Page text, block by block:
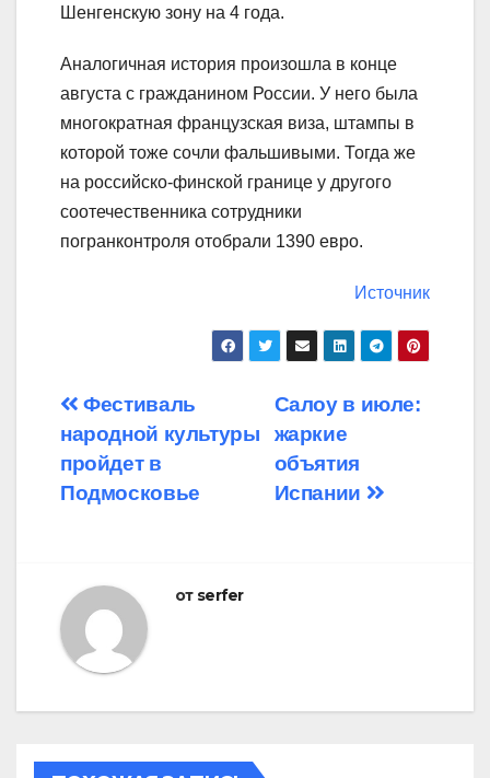
Шенгенскую зону на 4 года.
Аналогичная история произошла в конце
августа с гражданином России. У него была
многократная французская виза, штампы в
которой тоже сочли фальшивыми. Тогда же
на российско-финской границе у другого
соотечественника сотрудники
погранконтроля отобрали 1390 евро.
Источник
Навигация
по
записям
Салоу в июле:
жаркие
объятия
Испании
Фестиваль
народной культуры
пройдет в
Подмосковье
от serfer